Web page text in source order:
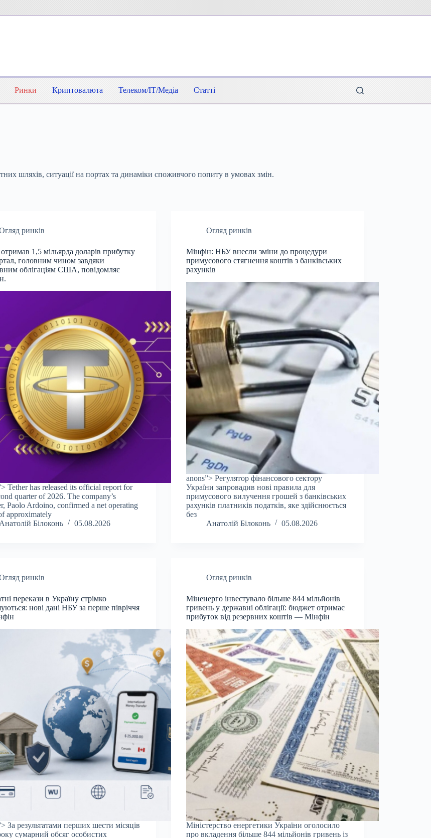
Ринки Криптовалюта Телеком/IT/Медіа Статті
шляхів, ситуації на портах та динаміки споживчого попиту в умовах змін.
ринків
1,5 мільярда доларів прибутку
головним чином завдяки
облігаціям США, повідомляє
Tether has released its official report for
quarter of 2026. The company’s
Paolo Ardoino, confirmed a net operating
approximately
Анатолій Білоконь
05.08.2026
Огляд ринків
Мінфін: НБУ внесли зміни до процедури
примусового стягнення коштів з банківських
рахунків
anons”> Регулятор фінансового сектору
України запровадив нові правила для
примусового вилучення грошей з банківських
рахунків платників податків, яке здійснюється
без
Анатолій Білоконь
05.08.2026
ринків
перекази в Україну стрімко
нові дані НБУ за перше півріччя
За результатами перших шести місяців
сумарний обсяг особистих
Огляд ринків
Міненерго інвестувало більше 844 мільйонів
гривень у державні облігації: бюджет отримає
прибуток від резервних коштів — Мінфін
Міністерство енергетики України оголосило
про вкладення більше 844 мільйонів гривень із